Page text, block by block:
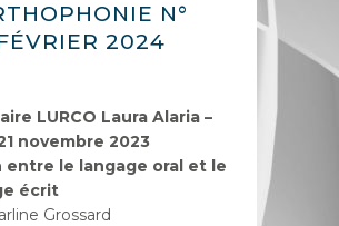
N°
2024
LURCO Laura Alaria –
novembre 2023
entre le langage oral et le
écrit
Grossard